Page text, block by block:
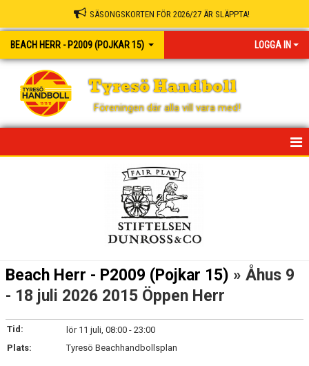
SÄSONGSKORTEN FÖR 2026/27 ÄR SLÄPPTA!
BEACH HERR - P2009 (POJKAR 15) LOGGA IN
Tyresö Handboll
Föreningen där alla vill vara med!
TRUPPEN
KONTAKT
Beach Herr - P2009 (Pojkar 15) » Åhus 9
- 18 juli 2026 2015 Öppen Herr
Tid:
lör 11 juli, 08:00 - 23:00
Plats:
Tyresö Beachhandbollsplan